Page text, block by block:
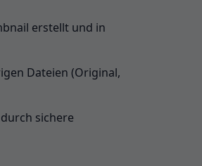
erstellt und in
Dateien (Original,
sichere